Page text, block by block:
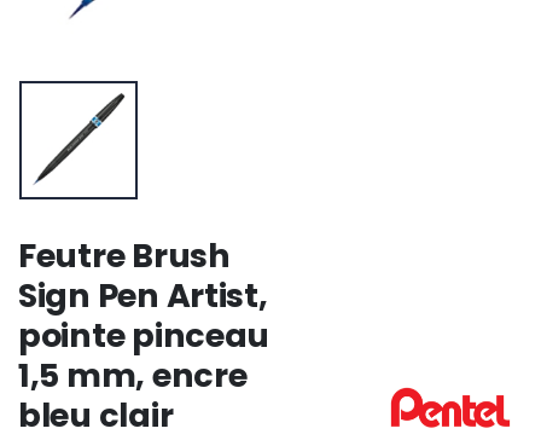
Feutre Brush
Sign Pen Artist,
pointe pinceau
1,5 mm, encre
bleu clair